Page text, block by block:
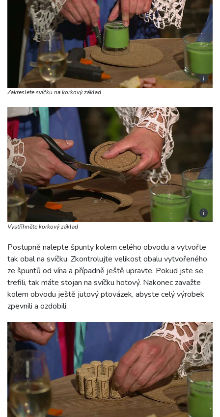
i
Zakreslete svíčku na korkový základ
i
Vystřihněte korkový základ
Postupně nalepte špunty kolem celého obvodu a vytvořte
tak obal na svíčku. Zkontrolujte velikost obalu vytvořeného
ze špuntů od vína a případně ještě upravte. Pokud jste se
trefili, tak máte stojan na svíčku hotový. Nakonec zavažte
kolem obvodu ještě jutový ptovázek, abyste celý výrobek
zpevnili a ozdobili.